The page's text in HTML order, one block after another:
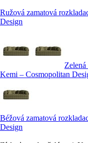
Ružová zamatová
Design
Kemi – Cosmopolitan
Béžová zamatová
Design